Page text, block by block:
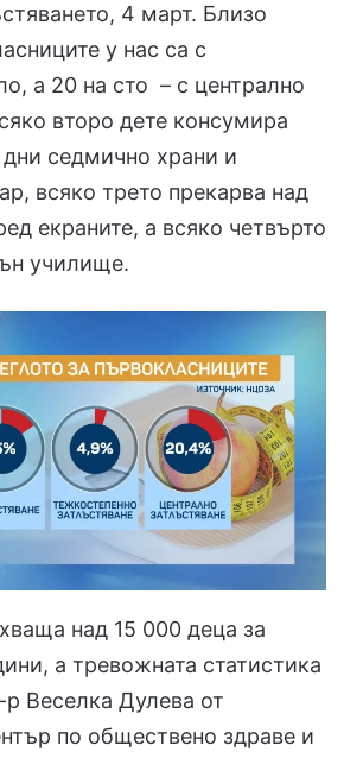
4 март. Близо
у нас са с
а 20 на сто – с централно
второ дете консумира
седмично храни и
всяко трето прекарва над
екраните, а всяко четвърто
училище.
над 15 000 деца за
а тревожната статистика
Веселка Дулева от
по обществено здраве и